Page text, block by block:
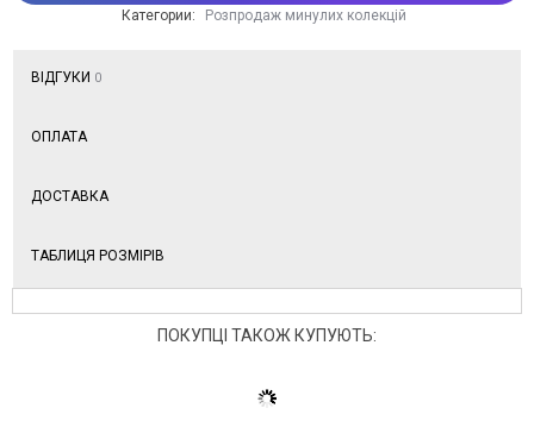
Категории: Розпродаж минулих колекцій
ВІДГУКИ 0
ОПЛАТА
ДОСТАВКА
ТАБЛИЦЯ РОЗМІРІВ
ПОКУПЦІ ТАКОЖ КУПУЮТЬ: